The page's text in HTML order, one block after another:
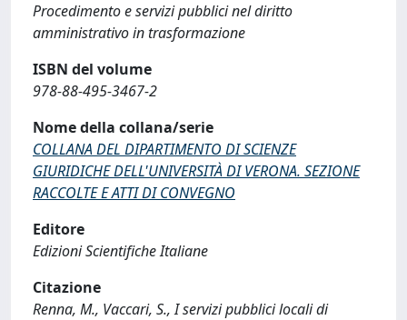
Procedimento e servizi pubblici nel diritto
amministrativo in trasformazione
ISBN del volume
978-88-495-3467-2
Nome della collana/serie
COLLANA DEL DIPARTIMENTO DI SCIENZE
GIURIDICHE DELL'UNIVERSITÀ DI VERONA. SEZIONE
RACCOLTE E ATTI DI CONVEGNO
Editore
Edizioni Scientifiche Italiane
Citazione
Renna, M., Vaccari, S., I servizi pubblici locali di